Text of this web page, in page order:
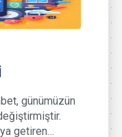
günümüzün
getiren…